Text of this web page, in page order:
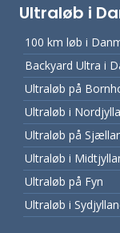
Ultraløb i
100 km løb i
Backyard Ultra i
Ultraløb på
Ultraløb i
Ultraløb på
Ultraløb i
Ultraløb på Fyn
Ultraløb i